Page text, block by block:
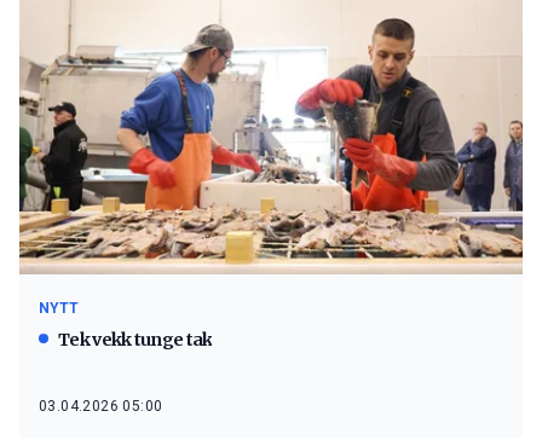
NYTT
Tek vekk tunge tak
03.04.2026 05:00